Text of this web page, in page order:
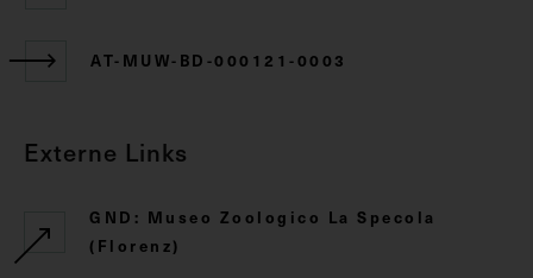
AT-MUW-BD-000121-0003
Externe Links
GND: Museo Zoologico La Specola
(Florenz)